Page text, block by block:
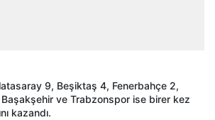
9, Beşiktaş 4, Fenerbahçe 2,
ve Trabzonspor ise birer kez
kazandı.